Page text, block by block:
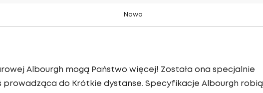
Nowa
Albourgh mogą Państwo więcej! Została ona specjalnie
prowadząca do Krótkie dystanse. Specyfikacje Albourgh robią